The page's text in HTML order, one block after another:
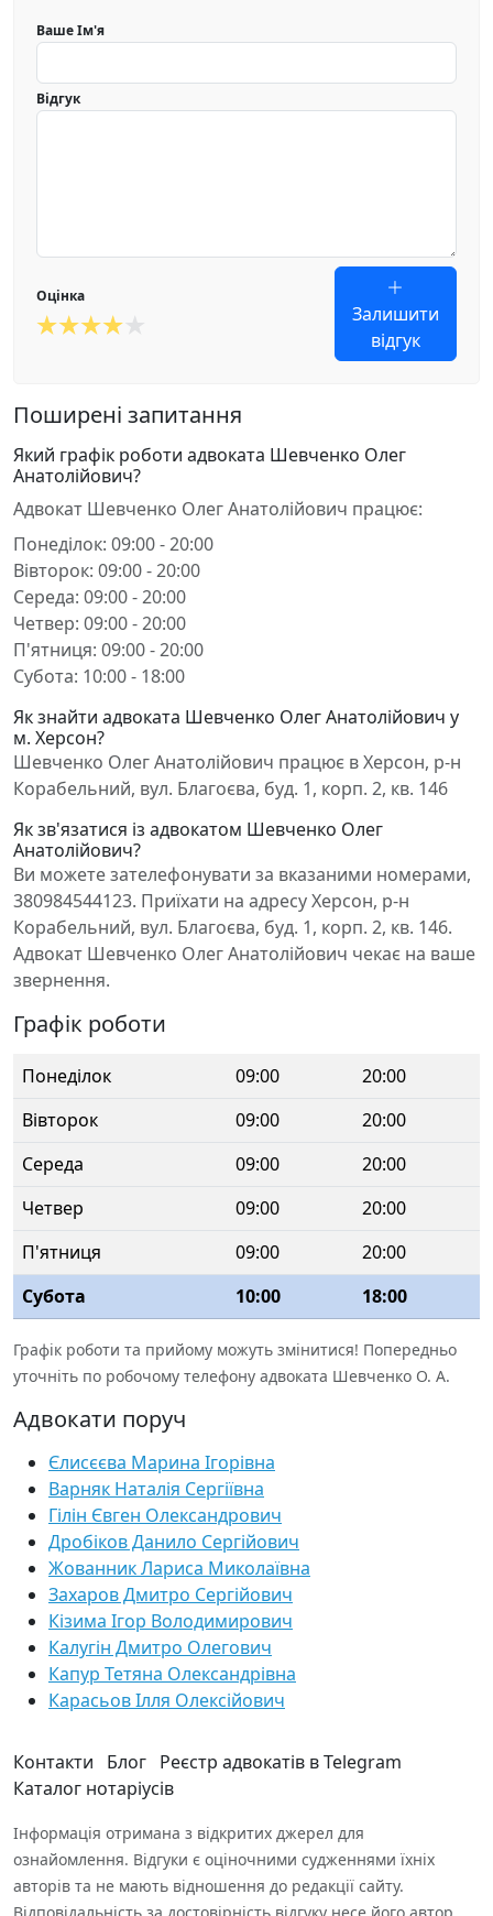
Ваше Ім'я
Відгук
Оцінка
Залишити
відгук
Поширені запитання
Який графік роботи адвоката Шевченко Олег
Анатолійович?
Адвокат Шевченко Олег Анатолійович працює:
Понеділок: 09:00 - 20:00
Вівторок: 09:00 - 20:00
Середа: 09:00 - 20:00
Четвер: 09:00 - 20:00
П'ятниця: 09:00 - 20:00
Субота: 10:00 - 18:00
Як знайти адвоката Шевченко Олег Анатолійович у
м. Херсон?
Шевченко Олег Анатолійович працює в Херсон, р-н
Корабельний, вул. Благоєва, буд. 1, корп. 2, кв. 146
Як зв'язатися із адвокатом Шевченко Олег
Анатолійович?
Ви можете зателефонувати за вказаними номерами,
380984544123. Приїхати на адресу Херсон, р-н
Корабельний, вул. Благоєва, буд. 1, корп. 2, кв. 146.
Адвокат Шевченко Олег Анатолійович чекає на ваше
звернення.
Графік роботи
Понеділок 09:00
20:00
Вівторок
09:00
20:00
Середа
09:00
20:00
Четвер
09:00
20:00
П'ятниця
09:00
20:00
Субота
10:00 18:00
Графік роботи та прийому можуть змінитися! Попередньо
уточніть по робочому телефону адвоката Шевченко О. А.
Адвокати поруч
Єлисєєва Марина Ігорівна
Варняк Наталія Сергіївна
Гілін Євген Олександрович
Дробіков Данило Сергійович
Жованник Лариса Миколаївна
Захаров Дмитро Сергійович
Кізима Ігор Володимирович
Калугін Дмитро Олегович
Капур Тетяна Олександрівна
Карасьов Ілля Олексійович
Контакти Блог Реєстр адвокатів в Telegram
Каталог нотаріусів
Інформація отримана з відкритих джерел для
ознайомлення. Відгуки є оціночними судженнями їхніх
авторів та не мають відношення до редакції сайту.